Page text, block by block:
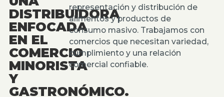
DISTRIBUIDORA
ENFOCADA
EN EL
COMERCIO
MINORISTA
Y
GASTRONÓMICO.
representación y distribución de
alimentos y productos de
consumo masivo. Trabajamos con
comercios que necesitan variedad,
cumplimiento y una relación
comercial confiable.